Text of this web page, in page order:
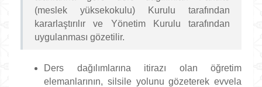
(meslek yüksekokulu) Kurulu tarafından
kararlaştırılır ve Yönetim Kurulu tarafından
uygulanması gözetilir.
Ders dağılımlarına itirazı olan öğretim
elemanlarının, silsile yolunu gözeterek evvela